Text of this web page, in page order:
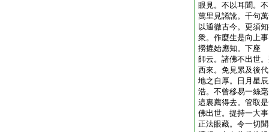
眼見。不以耳聞。
萬里見誵訛。千句
以通徹古今。更須
衆。作麼生是向上
撈摝始應知。下座
師云。諸佛不出世
西來。免見累及後
地之自厚。日月星
浩。不曾移易一絲
這裏薦得去。管取
佛出世。提持一大
正法眼藏。令一切